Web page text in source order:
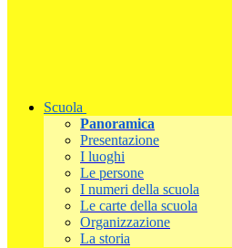
Scuola
Panoramica
Presentazione
I luoghi
Le persone
I numeri della scuola
Le carte della scuola
Organizzazione
La storia